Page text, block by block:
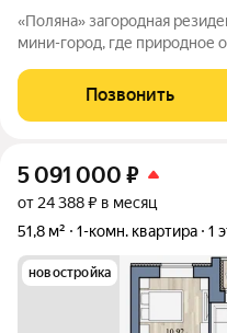
«Поляна» загородная резиденция в 15 минутах от Рязани,
мини-город, где природное
таким образом, чтобы
и спокойный ритм жизни за
Позвонить
5 091 000 ₽
от 24 388 ₽ в месяц
51,8 м²
1-комн. квартира 1
новостройка